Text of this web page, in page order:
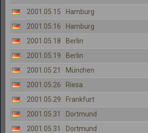
2001.05.15
Hamburg
2001.05.16
Hamburg
2001.05.18
Berlin
2001.05.19
Berlin
2001.05.21
München
2001.05.26
Riesa
2001.05.29
Frankfurt
2001.05.31
Dortmund
2001.05.31
Dortmund